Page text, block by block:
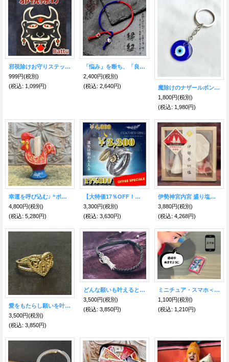
邪視除けお守りステッカー Battu(バトゥ)
999円(税別)
(税込: 1,099円)
「悩み」を断ち、「良縁」を固く結ぶ！縁紐(えにしひも) 良の縁・絶の縁
2,400円(税別)
(税込: 2,640円)
魔除けのナザールボンジュウキーホルダー
1,800円(税別)
(税込: 1,980円)
幸運を呼び込む♪ “ポルトガルの言い伝え”奇跡を起こしたバルセロスの雄鶏★爪楊枝たて（8.5cm）レッド成功運
4,800円(税別)
(税込: 5,280円)
【大特価17％OFF！】奇跡を起こす！黄金ココペリフェザーリング
3,300円(税別)
(税込: 3,630円)
伊勢神宮内宮 盛り塩三点セット（証明書・説明書付属）
3,880円(税別)
(税込: 4,268円)
愛をもたらし願いを叶える◎金のハートリング マリア
3,500円(税別)
(税込: 3,850円)
どんな願いも叶えるといわれる！サンタ・ムエルテ★ブレスレット
3,500円(税別)
(税込: 3,850円)
ミニチュア・スマホ＜連絡が来ますように＞（エケコ人形・小物のみ）
1,100円(税別)
(税込: 1,210円)